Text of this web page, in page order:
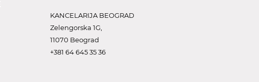
KANCELARIJA BEOGRAD
Zelengorska 1G,
11070 Beograd
+381 64 645 35 36